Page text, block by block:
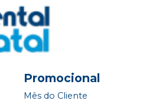
Promocional
Mês do Cliente